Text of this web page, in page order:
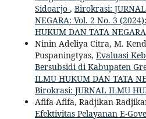
Sidoarjo , Birokrasi:
NEGARA: Vol. 2 No. 3
HUKUM DAN TATA NEGARA
Ninin Adeliya Citra, M.
Puspaningtyas, Evaluasi
Bersubsidi di Kabupaten
ILMU HUKUM DAN TATA
Birokrasi: JURNAL ILMU
Afifa Afifa, Radjikan
Efektivitas Pelayanan E-